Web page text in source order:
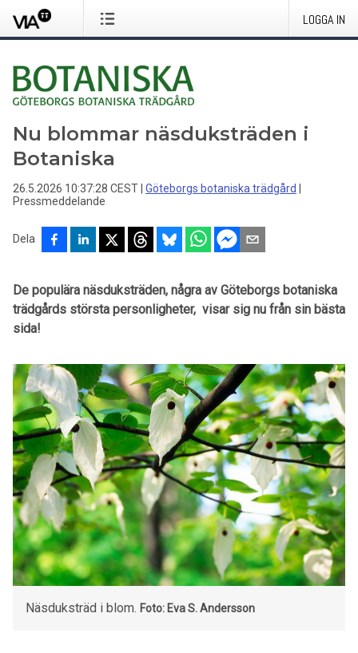
LOGGA IN
Nu blommar näsduksträden i
Botaniska
26.5.2026 10:37:28 CEST Göteborgs botaniska trädgård
Pressmeddelande
Dela
De populära näsduksträden, några av Göteborgs botaniska
trädgårds största personligheter, visar sig nu från sin bästa
sida!
Näsduksträd i blom. Foto: Eva S. Andersson